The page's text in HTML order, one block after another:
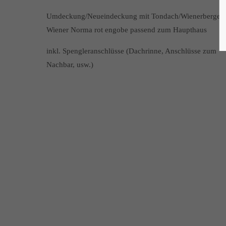
Umdeckung/Neueindeckung mit Tondach/Wienerberger
Wiener Norma rot engobe passend zum Haupthaus
inkl. Spengleranschlüsse (Dachrinne, Anschlüsse zum
Nachbar, usw.)